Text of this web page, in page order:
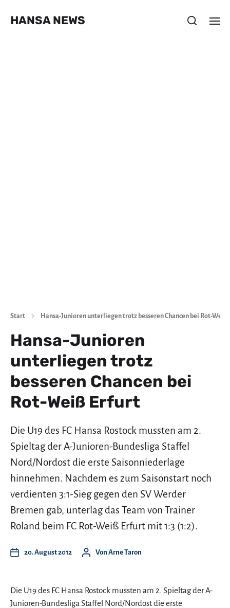
HANSA NEWS
Start Hansa-Junioren unterliegen trotz besseren Chancen bei Rot-
Hansa-Junioren
unterliegen trotz
besseren Chancen bei
Rot-Weiß Erfurt
Die U19 des FC Hansa Rostock mussten am 2.
Spieltag der A-Junioren-Bundesliga Staffel
Nord/Nordost die erste Saisonniederlage
hinnehmen. Nachdem es zum Saisonstart noch
verdienten 3:1-Sieg gegen den SV Werder
Bremen gab, unterlag das Team von Trainer
Roland beim FC Rot-Weiß Erfurt mit 1:3 (1:2).
20. August 2012 Von Arne Taron
Die U19 des FC Hansa Rostock mussten am 2. Spieltag der A-
Junioren-Bundesliga Staffel Nord/Nordost die erste